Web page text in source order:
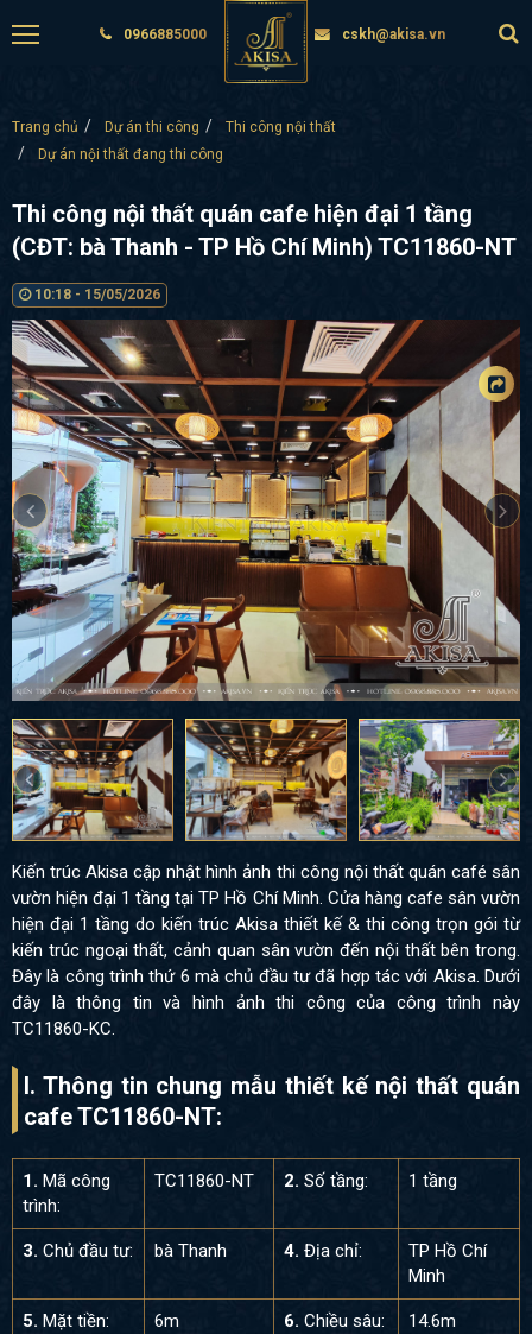
0966885000 cskh@akisa.vn
Trang chủ Dự án thi công
Thi công nội thất
Dự án nội thất đang thi công
Thi công nội thất quán cafe hiện đại 1 tầng
(CĐT: bà Thanh - TP Hồ Chí Minh) TC11860-NT
10:18 - 15/05/2026
Kiến trúc Akisa cập nhật hình ảnh thi công nội thất quán café sân
vườn hiện đại 1 tầng tại TP Hồ Chí Minh. Cửa hàng cafe sân vườn
hiện đại 1 tầng do kiến trúc Akisa thiết kế & thi công trọn gói từ
kiến trúc ngoại thất, cảnh quan sân vườn đến nội thất bên trong.
Đây là công trình thứ 6 mà chủ đầu tư đã hợp tác với Akisa. Dưới
đây là thông tin và hình ảnh thi công của công trình này
TC11860-KC.
I. Thông tin chung mẫu thiết kế nội thất quán
cafe TC11860-NT:
1. Mã công
trình:
TC11860-NT 2. Số tầng: 1 tầng
3. Chủ đầu tư: bà Thanh 4. Địa chỉ:
TP Hồ Chí
Minh
5. Mặt tiền: 6m 6. Chiều sâu: 14.6m